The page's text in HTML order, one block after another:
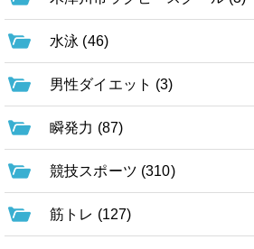
水泳 (46)
男性ダイエット (3)
瞬発力 (87)
競技スポーツ (310)
筋トレ (127)